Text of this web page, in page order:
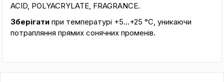
ACID, POLYACRYLATE, FRAGRANCE.
Зберігати при температурі +5…+25 °С, уникаючи
потрапляння прямих сонячних променів.